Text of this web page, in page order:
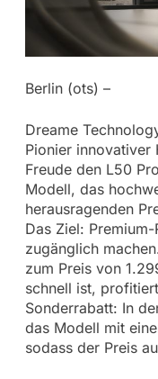
Berlin (ots) –
Dreame
Pionier innovativer
Freude den L50
Modell, das
herausragenden
Das Ziel:
zugänglich
zum Preis von
schnell ist,
Sonderrabatt: In
das Modell mit
sodass der Preis